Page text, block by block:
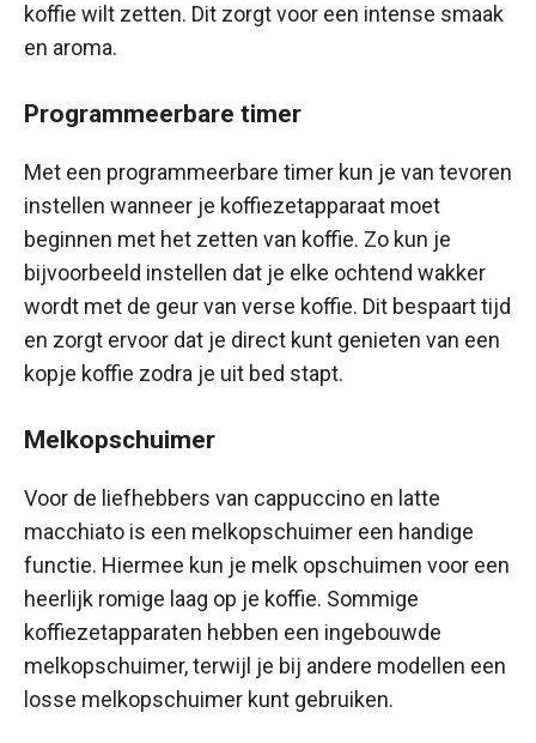
koffie wilt zetten. Dit zorgt voor een intense smaak
en aroma.
Programmeerbare timer
Met een programmeerbare timer kun je van tevoren
instellen wanneer je koffiezetapparaat moet
beginnen met het zetten van koffie. Zo kun je
bijvoorbeeld instellen dat je elke ochtend wakker
wordt met de geur van verse koffie. Dit bespaart tijd
en zorgt ervoor dat je direct kunt genieten van een
kopje koffie zodra je uit bed stapt.
Melkopschuimer
Voor de liefhebbers van cappuccino en latte
macchiato is een melkopschuimer een handige
functie. Hiermee kun je melk opschuimen voor een
heerlijk romige laag op je koffie. Sommige
koffiezetapparaten hebben een ingebouwde
melkopschuimer, terwijl je bij andere modellen een
losse melkopschuimer kunt gebruiken.